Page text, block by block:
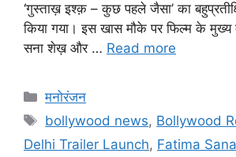
‘गुस्ताख़ इश्क़ – कुछ पहले जैसा’ का
किया गया। इस खास मौके पर फिल्म के मुख्य
सना शेख़ और … Read more
मनोरंजन
bollywood news, Bollywood
Delhi Trailer Launch, Fatima